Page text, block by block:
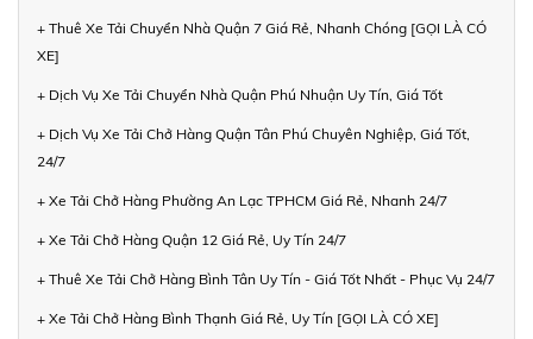
+ Thuê Xe Tải Chuyển Nhà Quận 7 Giá Rẻ, Nhanh Chóng [GỌI LÀ CÓ
XE]
+ Dịch Vụ Xe Tải Chuyển Nhà Quận Phú Nhuận Uy Tín, Giá Tốt
+ Dịch Vụ Xe Tải Chở Hàng Quận Tân Phú Chuyên Nghiệp, Giá Tốt,
24/7
+ Xe Tải Chở Hàng Phường An Lạc TPHCM Giá Rẻ, Nhanh 24/7
+ Xe Tải Chở Hàng Quận 12 Giá Rẻ, Uy Tín 24/7
+ Thuê Xe Tải Chở Hàng Bình Tân Uy Tín - Giá Tốt Nhất - Phục Vụ 24/7
+ Xe Tải Chở Hàng Bình Thạnh Giá Rẻ, Uy Tín [GỌI LÀ CÓ XE]